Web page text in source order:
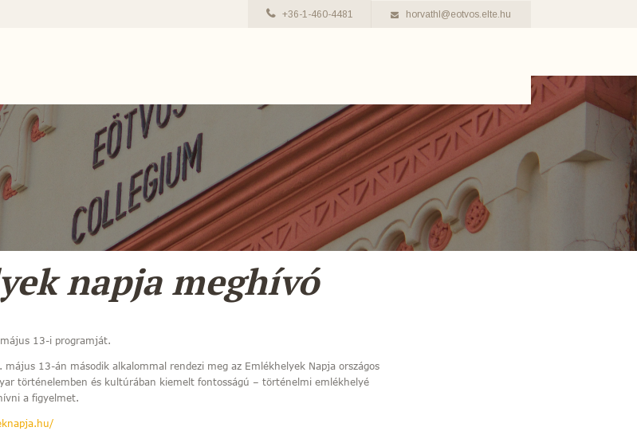
+36-1-460-4481 horvathl@eotvos.elte.hu
napja meghívó
13-i programját.
13-án második alkalommal rendezi meg az Emlékhelyek Napja országos
történelemben és kultúrában kiemelt fontosságú – történelmi emlékhelyé
a figyelmet.